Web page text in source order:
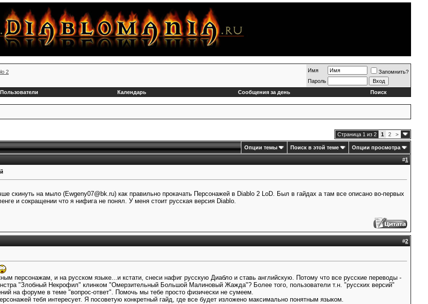
2 Имя
Запомнить?
Пароль
Пользователи Календарь Сообщения за день Поиск
Страница 1 из 2 1 2 >
Опции темы Поиск в этой теме Опции просмотра
#1
скинуть на мыло (Ewgeny07@bk.ru) как правильно прокачать Персонажей в Diablo 2 LoD. Был в гайдах а там все описано во-первых
и сокращении что я нифига не понял. У меня стоит русская версия Diablo.
#2
персонажам, и на русском языке...и кстати, снеси нафиг русскую Диабло и ставь английскую. Потому что все русские переводы -
"Злобный Некрофил" клинком "Омерзительный Большой Малиновый Жажда"? Более того, пользователи т.н. "русских версий"
на форуме в теме "вопрос-ответ". Помочь мы тебе просто физически не сумеем.
тебя интересует. Я посоветую конкретный гайд, где все будет изложено максимально понятным языком.